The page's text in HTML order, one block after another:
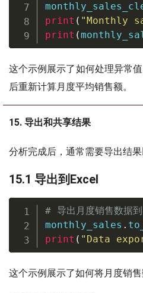
print ( "Monthly
print (
这个示例展示了如何处理异常
后重新计算月度平均销售额。
15. 导出和共享结果
分析完成后，通常需要导出结果
15.1 导出到Excel
# 导出月度销售数据
monthly_sales .
print ( "Data
这个示例展示了如何将月度销售